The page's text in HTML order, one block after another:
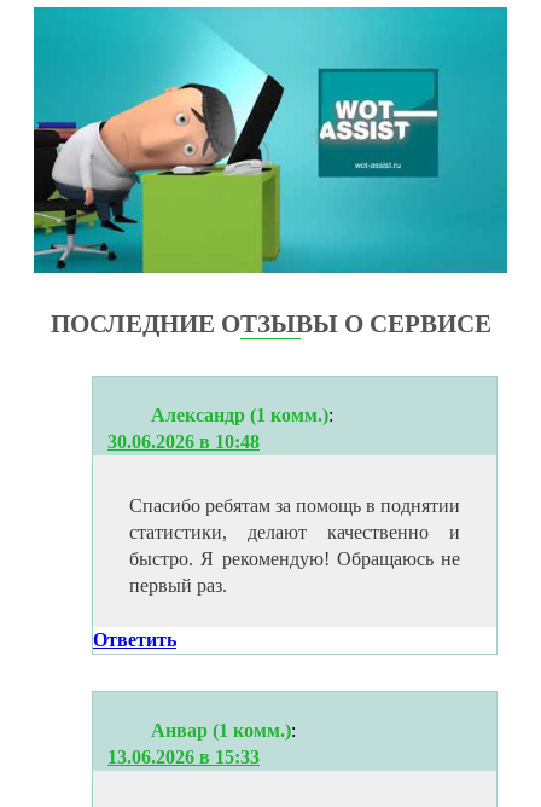
ПОСЛЕДНИЕ ОТЗЫВЫ О СЕРВИСЕ
Александр (1 комм.):
30.06.2026 в 10:48
Спасибо ребятам за помощь в поднятии
статистики, делают качественно и
быстро. Я рекомендую! Обращаюсь не
первый раз.
Ответить
Анвар (1 комм.):
13.06.2026 в 15:33